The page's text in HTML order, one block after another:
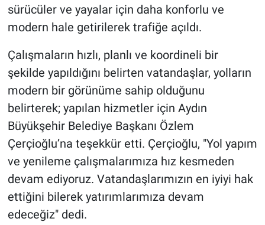
sürücüler ve yayalar için daha konforlu ve
modern hale getirilerek trafiğe açıldı.
Çalışmaların hızlı, planlı ve koordineli bir
şekilde yapıldığını belirten vatandaşlar, yolların
modern bir görünüme sahip olduğunu
belirterek; yapılan hizmetler için Aydın
Büyükşehir Belediye Başkanı Özlem
Çerçioğlu’na teşekkür etti. Çerçioğlu, "Yol yapım
ve yenileme çalışmalarımıza hız kesmeden
devam ediyoruz. Vatandaşlarımızın en iyiyi hak
ettiğini bilerek yatırımlarımıza devam
edeceğiz" dedi.